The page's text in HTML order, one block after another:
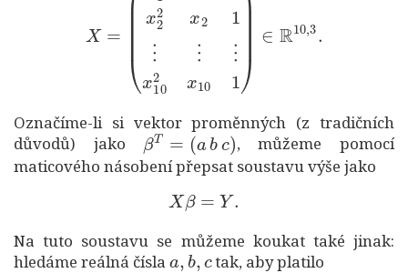
Označíme-li si vektor proměnných (z tradičních
důvodů) jako
βT=(abc)
, můžeme pomocí
maticového násobení přepsat soustavu výše jako
Xβ=Y.
Na tuto soustavu se můžeme koukat také jinak:
hledáme reálná čísla
a ,b,c
tak, aby platilo